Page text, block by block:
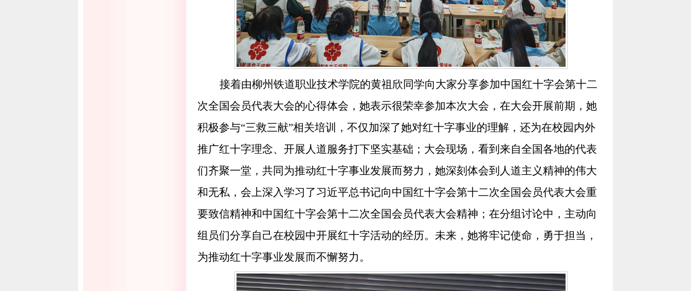
接着由柳州铁道职业技术学院的黄祖欣同学向大家分享参加中国红十字会第十二
次全国会员代表大会的心得体会，她表示很荣幸参加本次大会，在大会开展前期，她
积极参与“三救三献”相关培训，不仅加深了她对红十字事业的理解，还为在校园内外
推广红十字理念、开展人道服务打下坚实基础；大会现场，看到来自全国各地的代表
们齐聚一堂，共同为推动红十字事业发展而努力，她深刻体会到人道主义精神的伟大
和无私，会上深入学习了习近平总书记向中国红十字会第十二次全国会员代表大会重
要致信精神和中国红十字会第十二次全国会员代表大会精神；在分组讨论中，主动向
组员们分享自己在校园中开展红十字活动的经历。未来，她将牢记使命，勇于担当，
为推动红十字事业发展而不懈努力。